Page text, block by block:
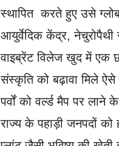
स्थापित करते हुए उसे
आयुर्वेदिक केंद्र,
वाइब्रेंट विलेज खुद में एक
संस्कृति को बढ़ावा मिले
पर्वों को वर्ल्ड मैप पर
राज्य के पहाड़ी जनपदों को